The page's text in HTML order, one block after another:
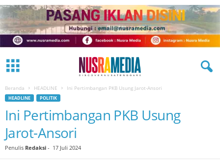
Beranda HEADLINE Ini Pertimbangan PKB Usung Jarot-Ansori
HEADLINE POLITIK
Ini Pertimbangan PKB Usung
Jarot-Ansori
Penulis Redaksi - 17 Juli 2024